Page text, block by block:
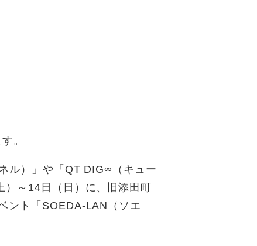
。
ル）」や「QT DIG∞（キュー
～14日（日）に、旧添田町
ント「SOEDA-LAN（ソエ